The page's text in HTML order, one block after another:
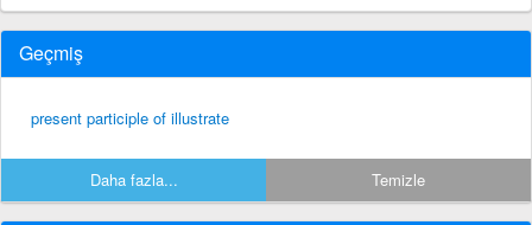
Geçmiş
present participle of illustrate
Daha fazla... Temizle